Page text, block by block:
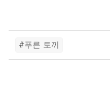
#푸른 토끼